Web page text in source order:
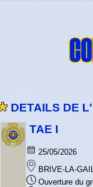
DETAILS DE
TAE I
25/05/2026
BRIVE-LA-
Ouverture du